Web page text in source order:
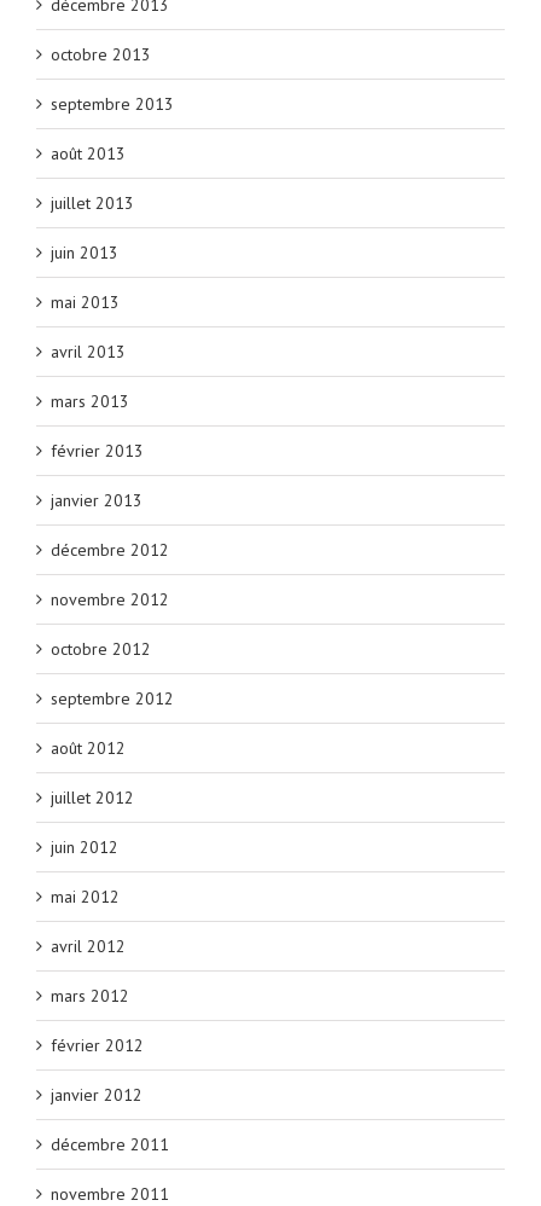
octobre 2013
septembre 2013
août 2013
juillet 2013
juin 2013
mai 2013
avril 2013
mars 2013
février 2013
janvier 2013
décembre 2012
novembre 2012
octobre 2012
septembre 2012
août 2012
juillet 2012
juin 2012
mai 2012
avril 2012
mars 2012
février 2012
janvier 2012
décembre 2011
novembre 2011